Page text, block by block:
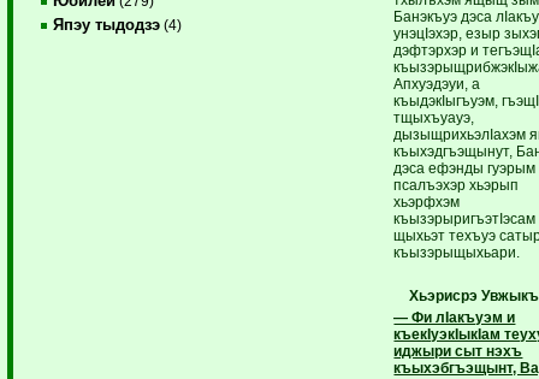
Япэу тыдодзэ (4)
Банэкъуэ дэса
унэцIэхэр, езыр
дэфтэрхэр и
Апхуэдэуи, а
къыдэкIыгъуэм,
тщыхъуауэ,
дызыщрихьэлIахэм
къыхэдгъэщынут,
дэса ефэнды гуэрым
псалъэхэр хьэрып
хьэрфхэм
къызэрыригъэтIэсам
щыхьэт техъуэ
къызэрыщыхьари.
Хьэрисрэ
— Фи лIакъуэм и
къекIуэкIыкIам
иджыри сыт нэхъ
къыхэбгъэщынт,